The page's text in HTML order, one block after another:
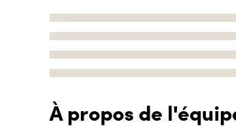
À propos de